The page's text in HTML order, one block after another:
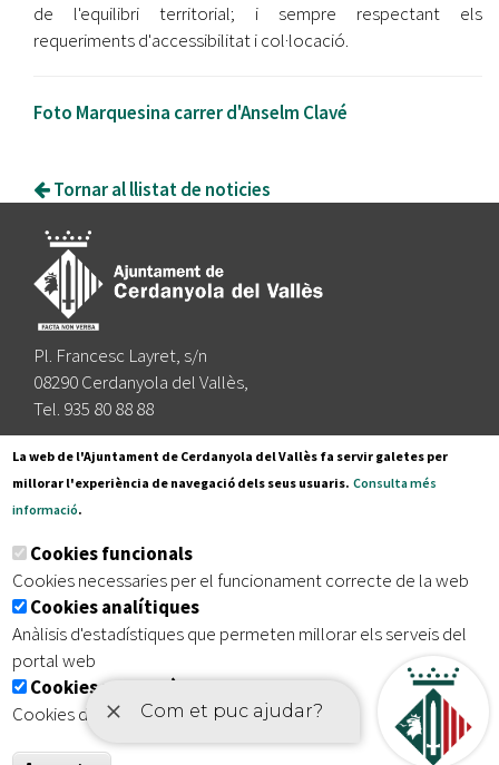
de l'equilibri territorial; i sempre respectant els
requeriments d'accessibilitat i col·locació.
Foto Marquesina carrer d'Anselm Clavé
Tornar al llistat de noticies
Pl. Francesc Layret, s/n
08290 Cerdanyola del Vallès,
Tel. 935 80 88 88
Segueix-nos a:
Subscriu-te al nostre butlletí
Inici | Avís legal | Protecció de dades
| Accessibilitat
La web de l'Ajuntament de Cerdanyola del Vallès fa servir galetes per
millorar l'experiència de navegació dels seus usuaris. Consulta més
informació.
Cookies funcionals
Cookies necessaries per el funcionament correcte de la web
Cookies analítiques
Anàlisis d'estadístiques que permeten millorar els serveis del
portal web
Cookies publicitàries
Cookies de tercers amb finalitat publicitària